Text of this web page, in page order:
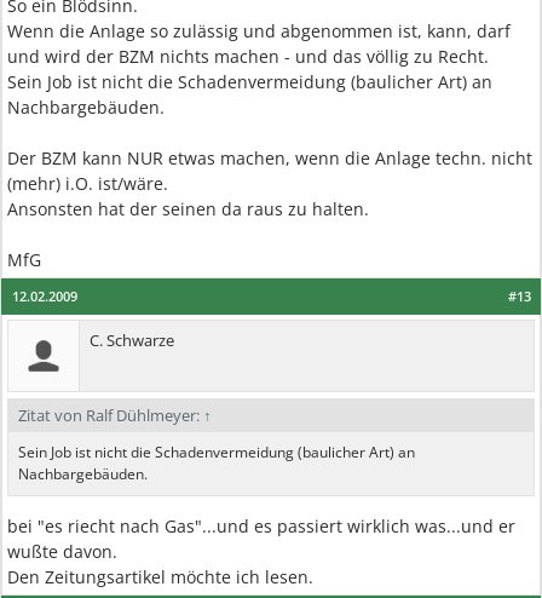
So ein Blödsinn.
Wenn die Anlage so zulässig und abgenommen ist, kann, darf
und wird der BZM nichts machen - und das völlig zu Recht.
Sein Job ist nicht die Schadenvermeidung (baulicher Art) an
Nachbargebäuden.
Der BZM kann NUR etwas machen, wenn die Anlage techn. nicht
(mehr) i.O. ist/wäre.
Ansonsten hat der seinen da raus zu halten.
MfG
#13
12.02.2009
C. Schwarze
Zitat von Ralf Dühlmeyer: ↑
Sein Job ist nicht die Schadenvermeidung (baulicher Art) an
Nachbargebäuden.
bei "es riecht nach Gas"...und es passiert wirklich was...und er
wußte davon.
Den Zeitungsartikel möchte ich lesen.